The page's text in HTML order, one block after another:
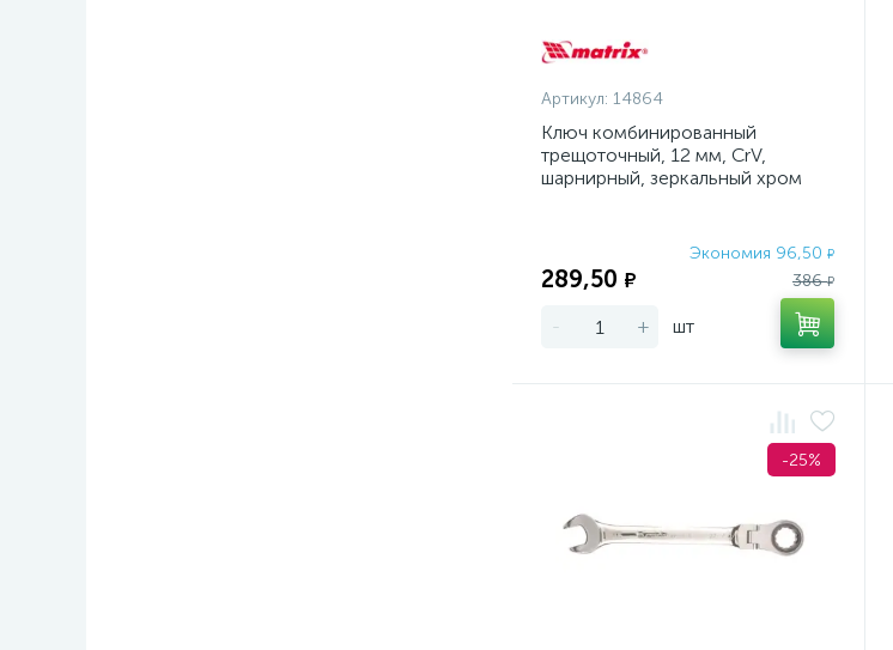
Артикул: 14864
Ключ комбинированный
трещоточный, 12 мм, CrV,
шарнирный, зеркальный хром
Экономия 96,50 ₽
289,50 ₽ 386₽
- + шт
-25%